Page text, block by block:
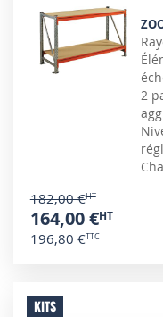
2
182,00 €
164,00 €
196,80 €
KITS